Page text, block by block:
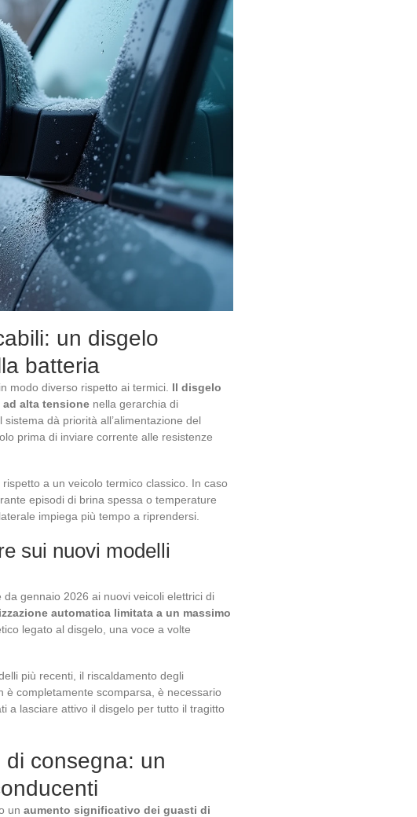
un disgelo
batteria
modo diverso rispetto ai termici. Il disgelo
alta tensione nella gerarchia di
dà priorità all’alimentazione del
prima di inviare corrente alle resistenze
a un veicolo termico classico. In caso
episodi di brina spessa o temperature
impiega più tempo a riprendersi.
sui nuovi modelli
gennaio 2026 ai nuovi veicoli elettrici di
automatica limitata a un massimo
legato al disgelo, una voce a volte
più recenti, il riscaldamento degli
completamente scomparsa, è necessario
a lasciare attivo il disgelo per tutto il tragitto
consegna: un
un aumento significativo dei guasti di